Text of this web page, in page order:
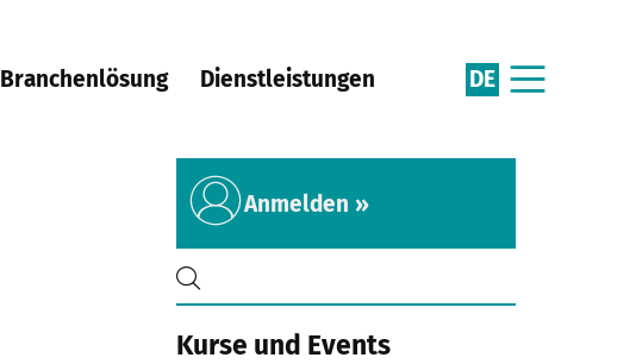
Branchenlösung Dienstleistungen DE
Anmelden »
Kurse und Events